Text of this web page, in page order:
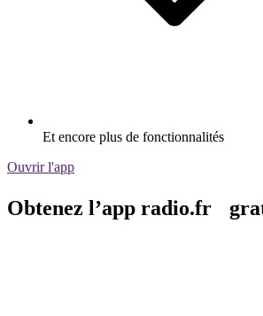
Et encore plus de fonctionnalités
Ouvrir l'app
Obtenez l’app radio.fr